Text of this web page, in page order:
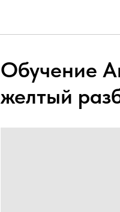
Обучение
желтый